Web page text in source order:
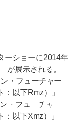
ーショーに2014年
が展示される。
・フューチャー
以下Rmz）」
・フューチャー
以下Xmz）」